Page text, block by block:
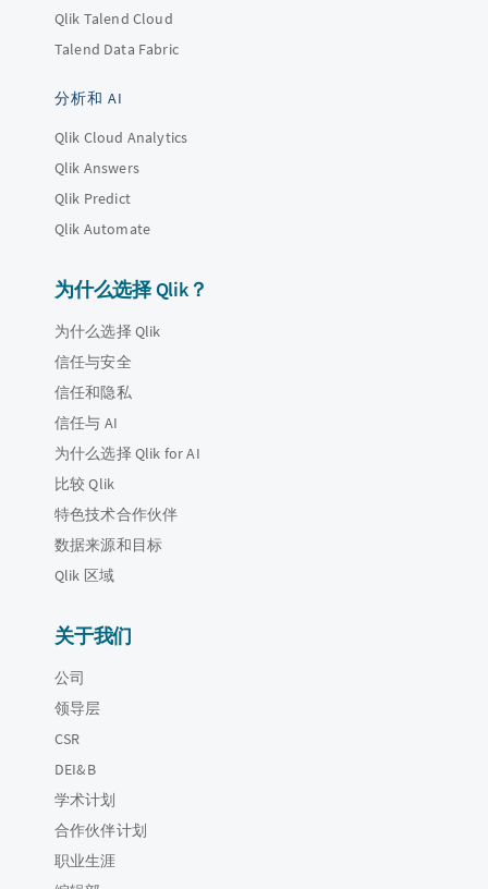
Qlik Talend Cloud
Talend Data Fabric
分析和 AI
Qlik Cloud Analytics
Qlik Answers
Qlik Predict
Qlik Automate
为什么选择 Qlik？
为什么选择 Qlik
信任与安全
信任和隐私
信任与 AI
为什么选择 Qlik for AI
比较 Qlik
特色技术合作伙伴
数据来源和目标
Qlik 区域
关于我们
公司
领导层
CSR
DEI&B
学术计划
合作伙伴计划
职业生涯